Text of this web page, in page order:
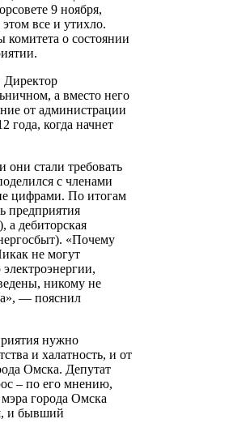
9 ноября,
все и утихло.
о состоянии
Директор
а вместо него
от администрации
года, когда начнет
они стали требовать
с членами
цифрами. По итогам
предприятия
дебиторская
«Почему
не могут
никому не
— пояснил
нужно
и халатность, и от
Омска. Депутат
– по его мнению,
города Омска
и бывший